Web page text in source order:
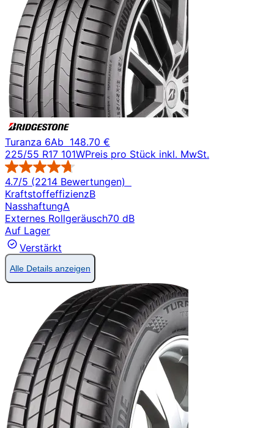
Turanza 6Ab 148.70 €
225/55 R17 101WPreis pro Stück inkl. MwSt.
4.7/5 (2214 Bewertungen)
KraftstoffeffizienzB
NasshaftungA
Externes Rollgeräusch70 dB
Auf Lager
Verstärkt
Alle Details anzeigen